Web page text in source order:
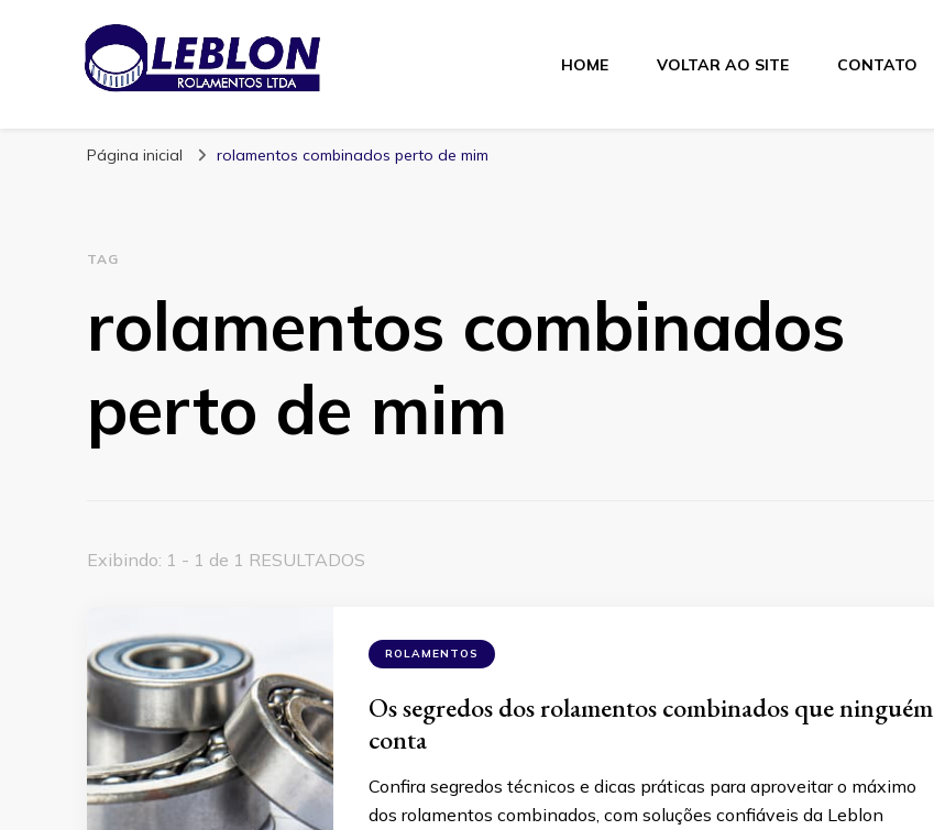
Blog | Leblon Rolamentos
HOME VOLTAR AO SITE CONTATO
Página inicial rolamentos combinados perto de mim
TAG
rolamentos combinados
perto de mim
Exibindo: 1 - 1 de 1 RESULTADOS
ROLAMENTOS
Os segredos dos rolamentos combinados que ninguém
conta
Confira segredos técnicos e dicas práticas para aproveitar o máximo
dos rolamentos combinados, com soluções confiáveis da Leblon